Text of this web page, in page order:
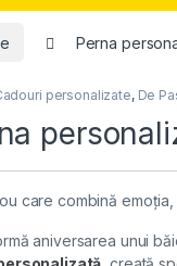
Perna
personalizate, De
care combină
aniversarea unui